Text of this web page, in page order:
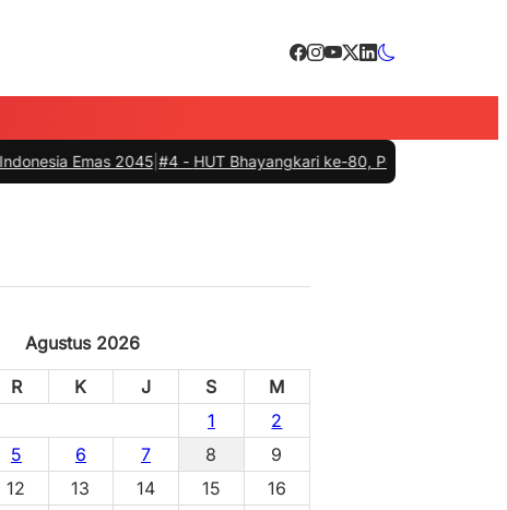
2045|#4 -HUT Bhayangkari ke-80, Pemkab Barru, Polres dan
Agustus 2026
R K J S
M
1
2
5 6 7 8
9
12 13 14 15
16